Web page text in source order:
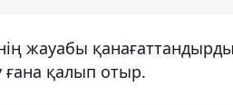
жауабы
қалып отыр.